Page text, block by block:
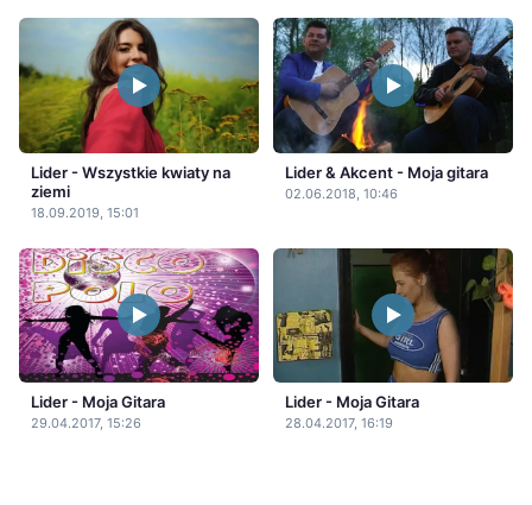
Lider - Wszystkie kwiaty na
ziemi
18.09.2019, 15:01
Lider & Akcent - Moja gitara
02.06.2018, 10:46
Lider - Moja Gitara
29.04.2017, 15:26
Lider - Moja Gitara
28.04.2017, 16:19